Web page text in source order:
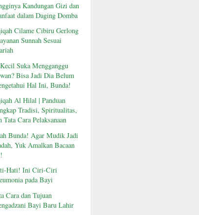
Kandungan Gizi dan
dalam Daging Domba
Cilame Cibiru Gerlong
Sunnah Sesuai
Suka Mengganggu
Bisa Jadi Dia Belum
Hal Ini, Bunda!
Al Hilal | Panduan
Tradisi, Spiritualitas,
Tata Cara Pelaksanaan
Bunda! Agar Mudik Jadi
Yuk Amalkan Bacaan
Hati! Ini Ciri-Ciri
pada Bayi
Cara dan Tujuan
Bayi Baru Lahir